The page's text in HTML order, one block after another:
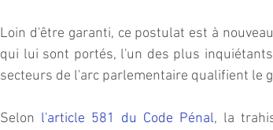
Loin d'être garanti, ce postulat est à
qui lui sont portés, l'un des plus
secteurs de l'arc parlementaire qualifient le
Selon l'article 581 du Code Pénal, la